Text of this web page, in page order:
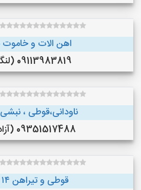
اهن الات و
09113983819 (لنگرود )
ناودانی،قوطی ،
09351517488 (آزادشهر )
قوطی و تیراهن ۱۴ و ۱۶